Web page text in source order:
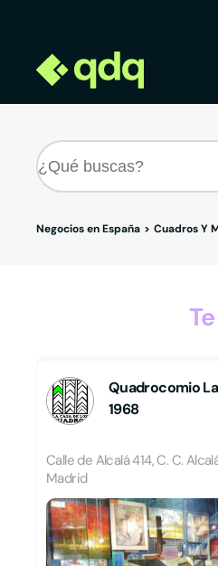
Negocios en España Cuadros Y
Quadrocomio
1968
Calle de Alcalá 414, C. C.
Madrid